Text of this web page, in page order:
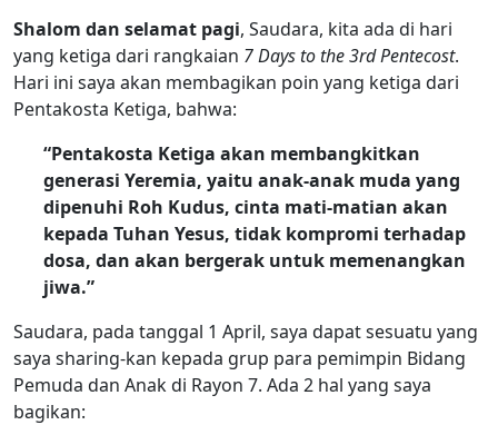
Shalom dan selamat pagi, Saudara, kita ada di hari
yang ketiga dari rangkaian 7 Days to the 3rd Pentecost.
Hari ini saya akan membagikan poin yang ketiga dari
Pentakosta Ketiga, bahwa:
“Pentakosta Ketiga akan membangkitkan
generasi Yeremia, yaitu anak-anak muda yang
dipenuhi Roh Kudus, cinta mati-matian akan
kepada Tuhan Yesus, tidak kompromi terhadap
dosa, dan akan bergerak untuk memenangkan
jiwa.”
Saudara, pada tanggal 1 April, saya dapat sesuatu yang
saya sharing-kan kepada grup para pemimpin Bidang
Pemuda dan Anak di Rayon 7. Ada 2 hal yang saya
bagikan: